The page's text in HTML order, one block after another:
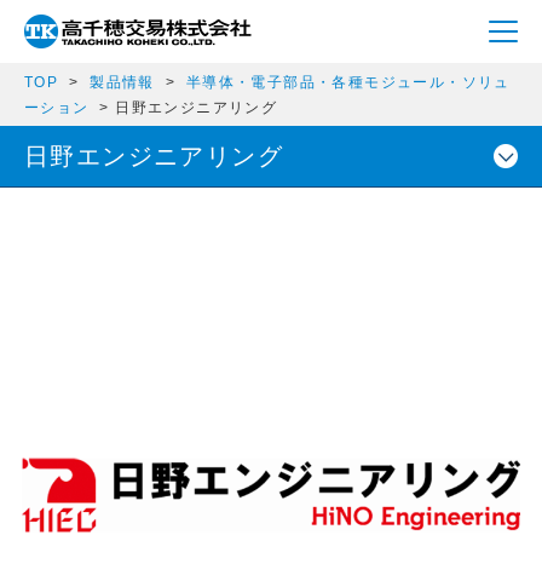
TOP 製品情報
半導体・電子部品・各種モジュール・ソリュ
ーション
日野エンジニアリング
日野エンジニアリング